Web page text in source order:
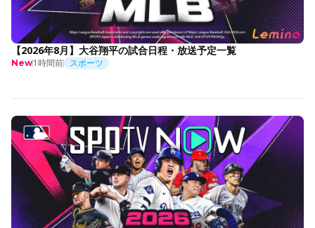
【2026年8月】大谷翔平の試合日程・放送予定一覧
New1時間前 スポーツ